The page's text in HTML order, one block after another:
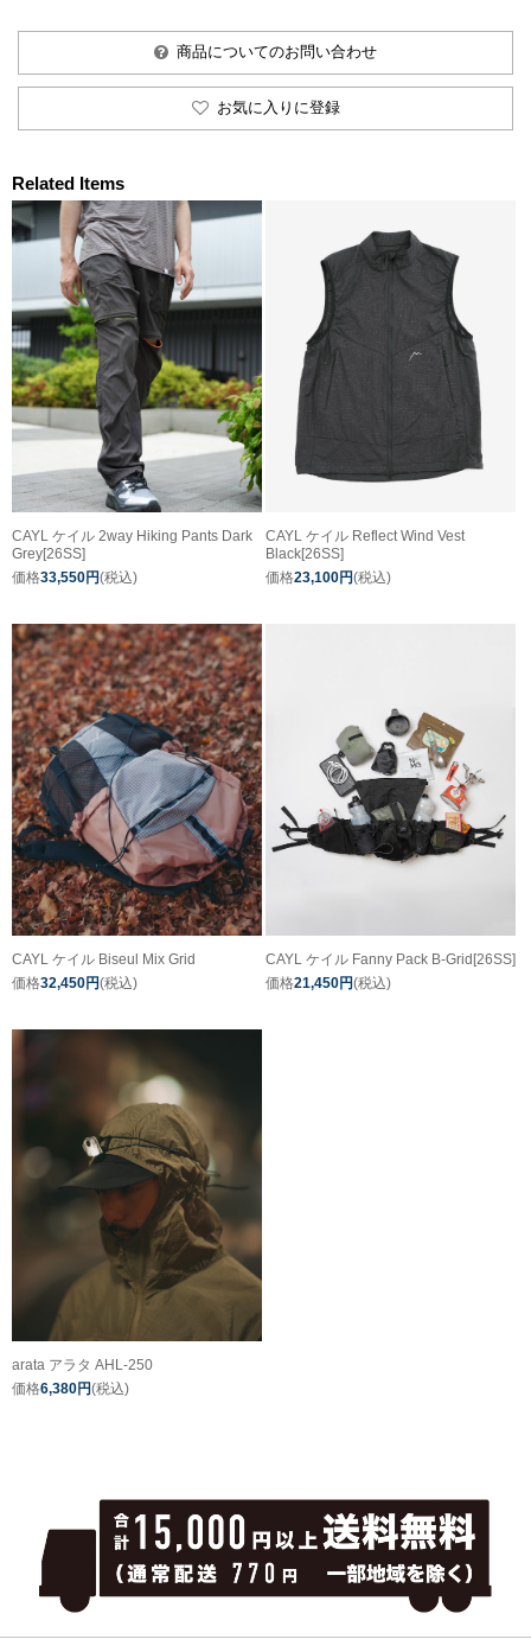
商品についてのお問い合わせ
お気に入りに登録
Related Items
CAYL ケイル 2way Hiking Pants Dark
Grey[26SS]
価格33,550円(税込)
CAYL ケイル Reflect Wind Vest
Black[26SS]
価格23,100円(税込)
CAYL ケイル Biseul Mix Grid
価格32,450円(税込)
CAYL ケイル Fanny Pack B-Grid[26SS]
価格21,450円(税込)
arata アラタ AHL-250
価格6,380円(税込)